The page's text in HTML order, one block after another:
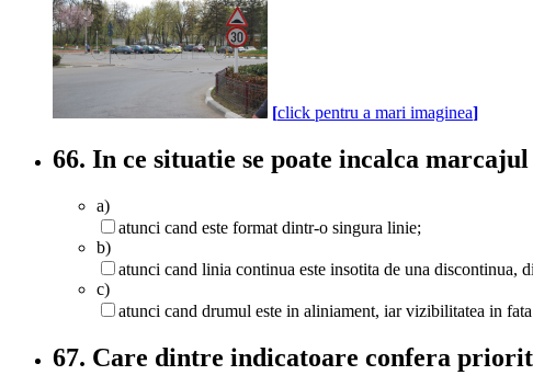
[click pentru a mari imaginea]
66. In ce situatie se poate incalca
a)
atunci cand este format dintr-o singura linie;
b)
atunci cand linia continua este insotita de una discontinua,
c)
atunci cand drumul este in aliniament, iar vizibilitatea in fata
67. Care dintre indicatoare confera